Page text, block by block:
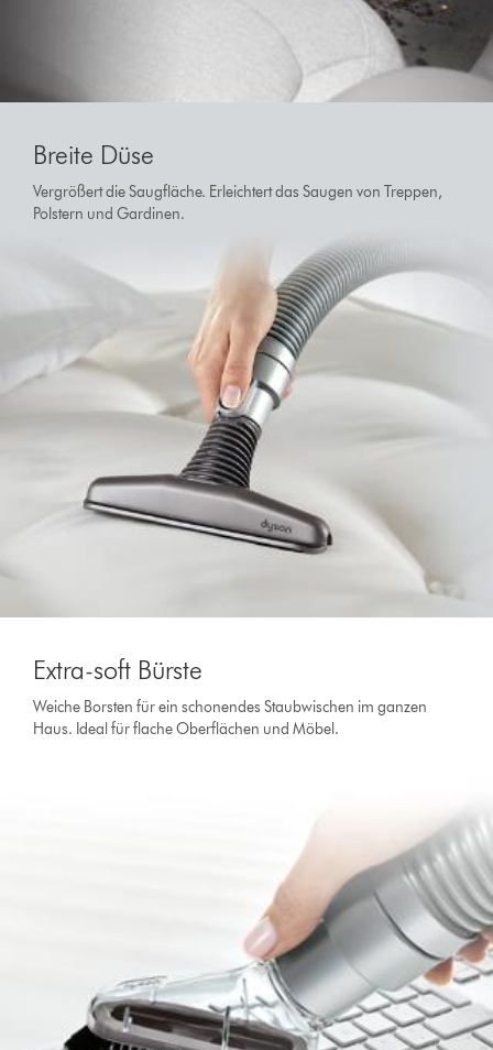
Breite Düse
Vergrößert die Saugfläche. Erleichtert das Saugen von Treppen,
Polstern und Gardinen.
Extra-soft Bürste
Weiche Borsten für ein schonendes Staubwischen im ganzen
Haus. Ideal für flache Oberflächen und Möbel.